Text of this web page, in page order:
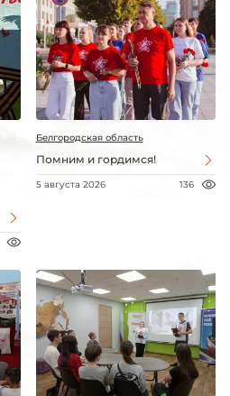
Белгородская область
Помним и гордимся!
5 августа 2026 136